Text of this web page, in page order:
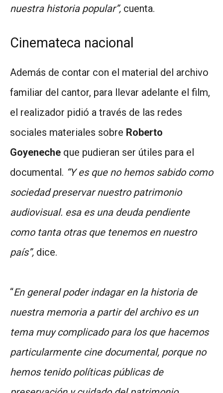
nuestra historia popular”, cuenta.
Cinemateca nacional
Además de contar con el material del archivo
familiar del cantor, para llevar adelante el film,
el realizador pidió a través de las redes
sociales materiales sobre Roberto
Goyeneche que pudieran ser útiles para el
documental. “Y es que no hemos sabido como
sociedad preservar nuestro patrimonio
audiovisual. esa es una deuda pendiente
como tanta otras que tenemos en nuestro
país”, dice.
“En general poder indagar en la historia de
nuestra memoria a partir del archivo es un
tema muy complicado para los que hacemos
particularmente cine documental, porque no
hemos tenido políticas públicas de